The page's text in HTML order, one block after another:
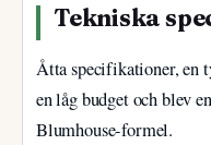
Tekniska
Åtta specifikationer, en
en låg budget och blev
Blumhouse-formel.